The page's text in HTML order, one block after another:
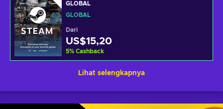
GLOBAL
GLOBAL
Dari
US$15,20
5% Cashback
Lihat selengkapnya